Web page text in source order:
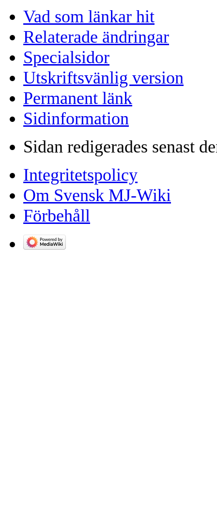
Vad som länkar hit
Relaterade ändringar
Specialsidor
Utskriftsvänlig version
Permanent länk
Sidinformation
Sidan redigerades senast
Integritetspolicy
Om Svensk MJ-Wiki
Förbehåll